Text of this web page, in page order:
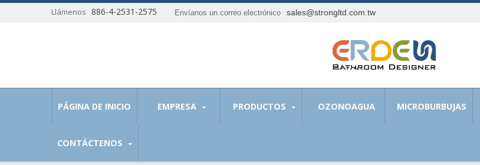
Llámenos 886-4-2531-2575 Envíanos un correo electrónico sales@strongltd.com.tw
capaces de proporcionar soluciones óptimas a nuestros clientes.
PÁGINA DE INICIO EMPRESA PRODUCTOS OZONOAGUA MICROBURBUJAS
CONTÁCTENOS